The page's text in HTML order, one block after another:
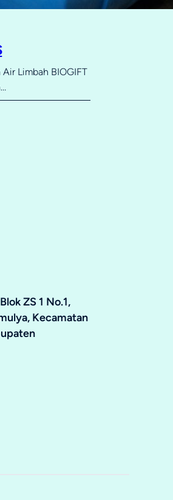
Limbah BIOGIFT
ZS 1 No.1,
Kecamatan